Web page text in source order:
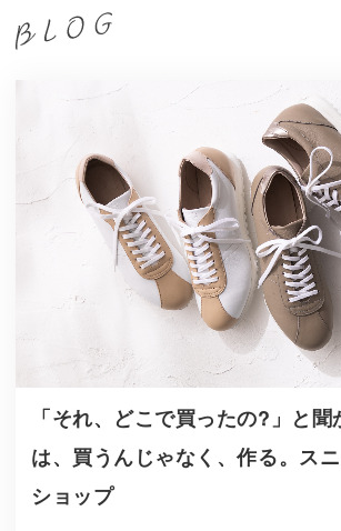
「それ、どこで買ったの?」と
は、買うんじゃなく、作る。ス
ショップ